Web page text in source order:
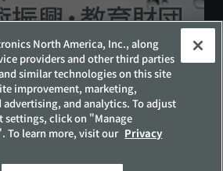
シャルメディアポリシー
扱いについて
サイトマップ
North America, Inc., along
providers and other third parties
similar technologies on this site
improvement, marketing,
advertising, and analytics. To adjust
settings, click on "Manage
To learn more, visit our Privacy